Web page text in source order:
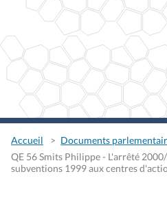
Accueil
Documents
QE 56 Smits Philippe - L'arrêté
subventions 1999 aux centres